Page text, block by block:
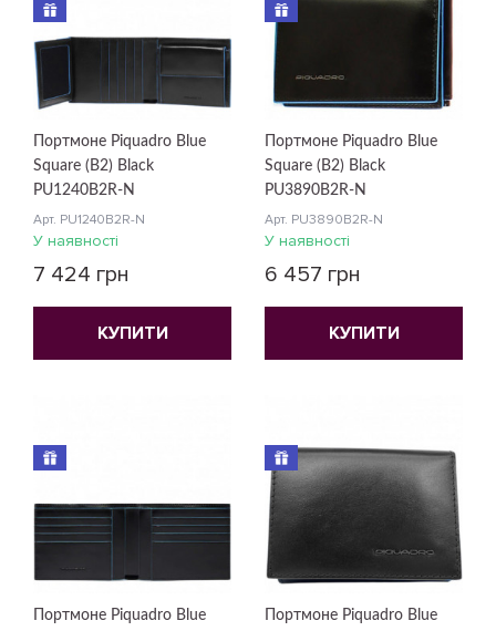
Портмоне Piquadro Blue
Square (B2) Black
PU1240B2R-N
Арт. PU1240B2R-N
У наявності
7 424 грн
КУПИТИ
Портмоне Piquadro Blue
Square (B2) Black
PU3890B2R-N
Арт. PU3890B2R-N
У наявності
6 457 грн
КУПИТИ
Портмоне Piquadro Blue
Портмоне Piquadro Blue